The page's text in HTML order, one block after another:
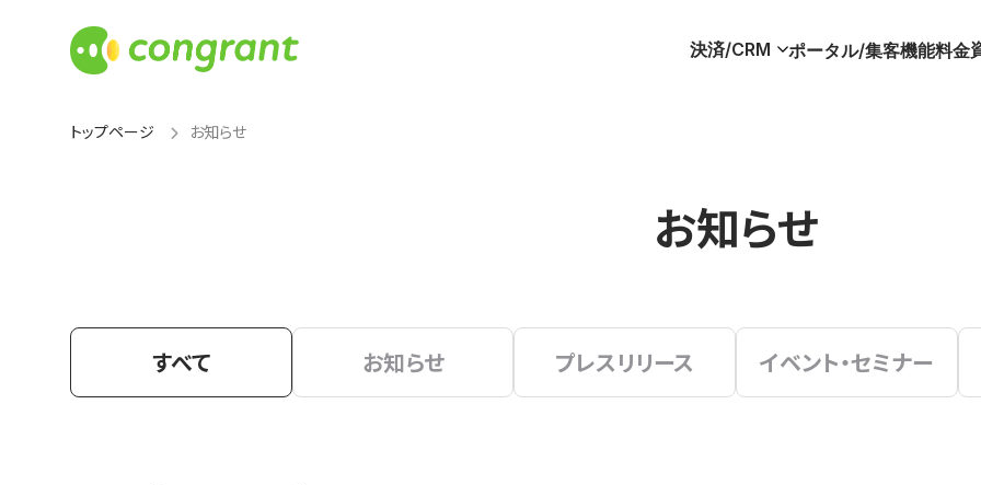
決済/CRM ポータル/集客機能料金
トップページ お知らせ
お知らせ
すべて お知らせ プレスリリース イベント・セミナー